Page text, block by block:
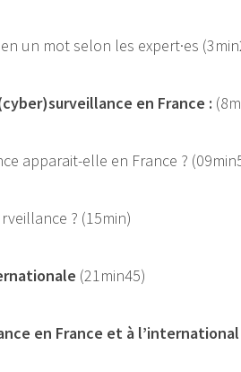
un mot selon les expert·es
en France :
apparait-elle en France ?
? (15min)
(21min45)
en France et à